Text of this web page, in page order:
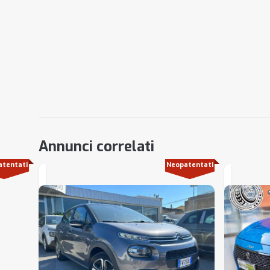
Annunci correlati
Neopatentati